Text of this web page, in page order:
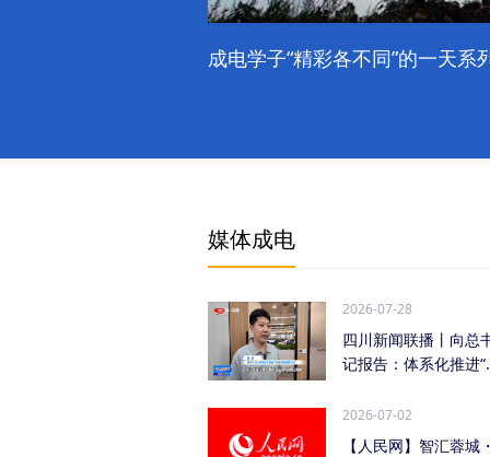
成电学子“精彩各不同”的一天系
媒体成电
2026-07-28
四川新闻联播丨向总
记报告：体系化推进“
2026-07-02
【人民网】智汇蓉城